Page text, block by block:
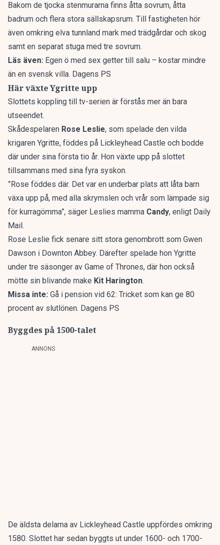
Bakom de tjocka stenmurarna finns åtta sovrum, åtta
badrum och flera stora sällskapsrum. Till fastigheten hör
även omkring elva tunnland mark med trädgårdar och skog
samt en separat stuga med tre sovrum.
Läs även: Egen ö med sex getter till salu – kostar mindre
än en svensk villa. Dagens PS
Här växte Ygritte upp
Slottets koppling till tv-serien är förstås mer än bara
utseendet.
Skådespelaren Rose Leslie, som spelade den vilda
krigaren Ygritte, föddes på Lickleyhead Castle och bodde
där under sina första tio år. Hon växte upp på slottet
tillsammans med sina fyra syskon.
”Rose föddes där. Det var en underbar plats att låta barn
växa upp på, med alla skrymslen och vrår som lämpade sig
för kurragömma”, säger Leslies mamma Candy, enligt Daily
Mail.
Rose Leslie fick senare sitt stora genombrott som Gwen
Dawson i Downton Abbey. Därefter spelade hon Ygritte
under tre säsonger av Game of Thrones, där hon också
mötte sin blivande make Kit Harington.
Missa inte: Gå i pension vid 62: Tricket som kan ge 80
procent av slutlönen. Dagens PS
Byggdes på 1500-talet
ANNONS
De äldsta delarna av Lickleyhead Castle uppfördes omkring
1580. Slottet har sedan byggts ut under 1600- och 1700-